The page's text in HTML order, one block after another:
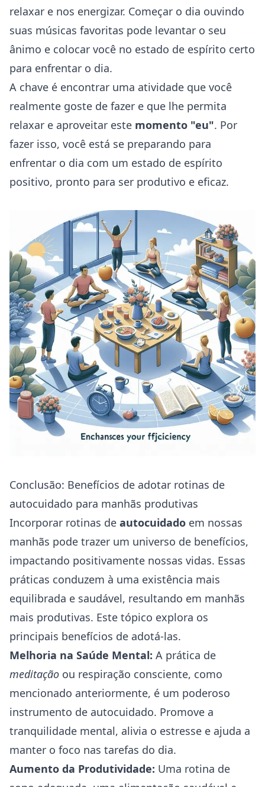
relaxar e nos energizar. Começar o dia ouvindo
suas músicas favoritas pode levantar o seu
ânimo e colocar você no estado de espírito certo
para enfrentar o dia.
A chave é encontrar uma atividade que você
realmente goste de fazer e que lhe permita
relaxar e aproveitar este momento "eu". Por
fazer isso, você está se preparando para
enfrentar o dia com um estado de espírito
positivo, pronto para ser produtivo e eficaz.
Conclusão: Benefícios de adotar rotinas de
autocuidado para manhãs produtivas
Incorporar rotinas de autocuidado em nossas
manhãs pode trazer um universo de benefícios,
impactando positivamente nossas vidas. Essas
práticas conduzem à uma existência mais
equilibrada e saudável, resultando em manhãs
mais produtivas. Este tópico explora os
principais benefícios de adotá-las.
Melhoria na Saúde Mental: A prática de
meditação ou respiração consciente, como
mencionado anteriormente, é um poderoso
instrumento de autocuidado. Promove a
tranquilidade mental, alivia o estresse e ajuda a
manter o foco nas tarefas do dia.
Aumento da Produtividade: Uma rotina de